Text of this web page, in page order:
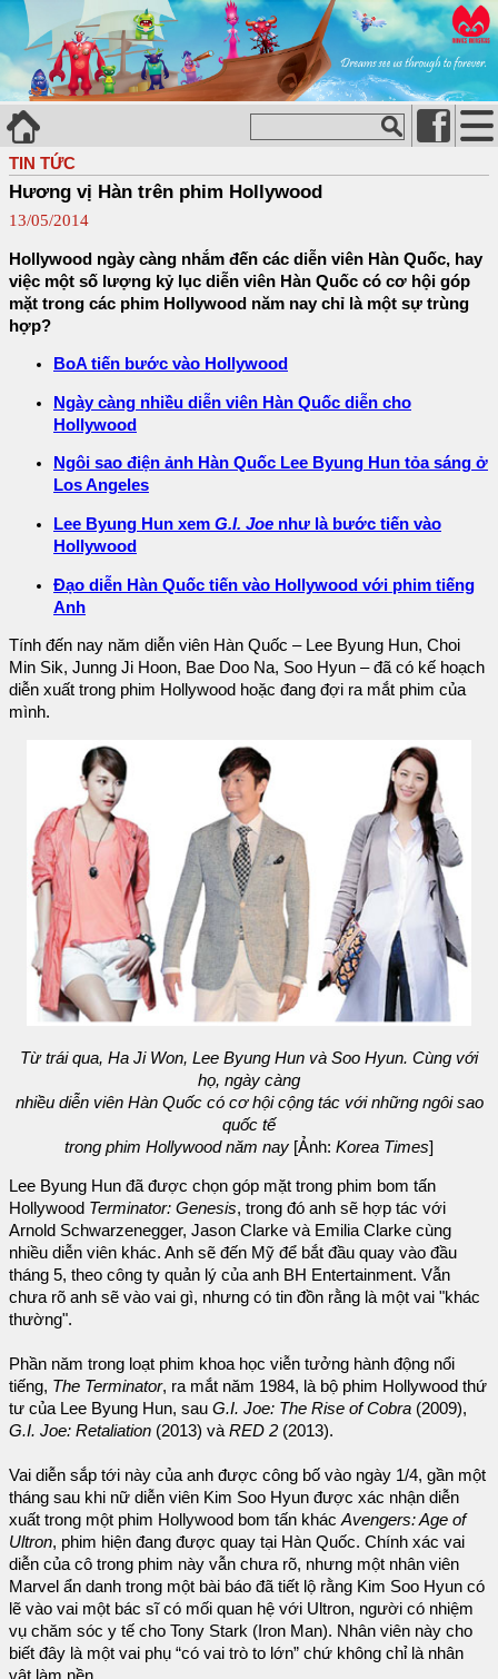
TIN TỨC
Hương vị Hàn trên phim Hollywood
13/05/2014
Hollywood ngày càng nhắm đến các diễn viên Hàn Quốc, hay
việc một số lượng kỷ lục diễn viên Hàn Quốc có cơ hội góp
mặt trong các phim Hollywood năm nay chỉ là một sự trùng
hợp?
BoA tiến bước vào Hollywood
Ngày càng nhiều diễn viên Hàn Quốc diễn cho
Hollywood
Ngôi sao điện ảnh Hàn Quốc Lee Byung Hun tỏa sáng ở
Los Angeles
Lee Byung Hun xem G.I. Joe như là bước tiến vào
Hollywood
Đạo diễn Hàn Quốc tiến vào Hollywood với phim tiếng
Anh
Tính đến nay năm diễn viên Hàn Quốc – Lee Byung Hun, Choi
Min Sik, Junng Ji Hoon, Bae Doo Na, Soo Hyun – đã có kế hoạch
diễn xuất trong phim Hollywood hoặc đang đợi ra mắt phim của
mình.
Từ trái qua, Ha Ji Won, Lee Byung Hun và Soo Hyun. Cùng với
họ, ngày càng
nhiều diễn viên Hàn Quốc có cơ hội cộng tác với những ngôi sao
quốc tế
trong phim Hollywood năm nay [Ảnh: Korea Times]
Lee Byung Hun đã được chọn góp mặt trong phim bom tấn
Hollywood Terminator: Genesis, trong đó anh sẽ hợp tác với
Arnold Schwarzenegger, Jason Clarke và Emilia Clarke cùng
nhiều diễn viên khác. Anh sẽ đến Mỹ để bắt đầu quay vào đầu
tháng 5, theo công ty quản lý của anh BH Entertainment. Vẫn
chưa rõ anh sẽ vào vai gì, nhưng có tin đồn rằng là một vai "khác
thường".
Phần năm trong loạt phim khoa học viễn tưởng hành động nổi
tiếng, The Terminator, ra mắt năm 1984, là bộ phim Hollywood thứ
tư của Lee Byung Hun, sau G.I. Joe: The Rise of Cobra (2009),
G.I. Joe: Retaliation (2013) và RED 2 (2013).
Vai diễn sắp tới này của anh được công bố vào ngày 1/4, gần một
tháng sau khi nữ diễn viên Kim Soo Hyun được xác nhận diễn
xuất trong một phim Hollywood bom tấn khác Avengers: Age of
Ultron, phim hiện đang được quay tại Hàn Quốc. Chính xác vai
diễn của cô trong phim này vẫn chưa rõ, nhưng một nhân viên
Marvel ẩn danh trong một bài báo đã tiết lộ rằng Kim Soo Hyun có
lẽ vào vai một bác sĩ có mối quan hệ với Ultron, người có nhiệm
vụ chăm sóc y tế cho Tony Stark (Iron Man). Nhân viên này cho
biết đây là một vai phụ “có vai trò to lớn” chứ không chỉ là nhân